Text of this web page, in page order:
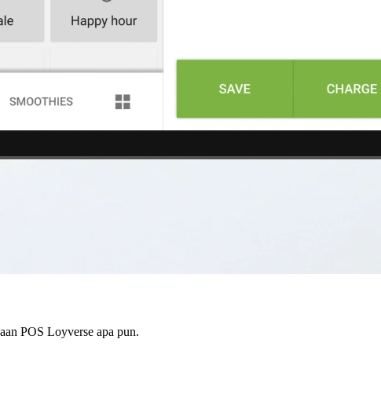
POS Loyverse apa pun.